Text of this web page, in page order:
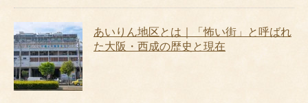
あいりん地区とは｜「怖い街」と呼ばれ
た大阪・西成の歴史と現在